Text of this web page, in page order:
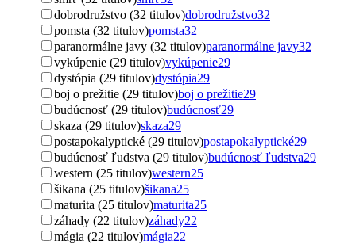
dobrodružstvo (32 titulov)dobrodružstvo32
pomsta (32 titulov)pomsta32
paranormálne javy (32 titulov)paranormálne javy32
vykúpenie (29 titulov)vykúpenie29
dystópia (29 titulov)dystópia29
boj o prežitie (29 titulov)boj o prežitie29
budúcnosť (29 titulov)budúcnosť29
skaza (29 titulov)skaza29
postapokalyptické (29 titulov)postapokalyptické29
budúcnosť ľudstva (29 titulov)budúcnosť ľudstva29
western (25 titulov)western25
šikana (25 titulov)šikana25
maturita (25 titulov)maturita25
záhady (22 titulov)záhady22
mágia (22 titulov)mágia22